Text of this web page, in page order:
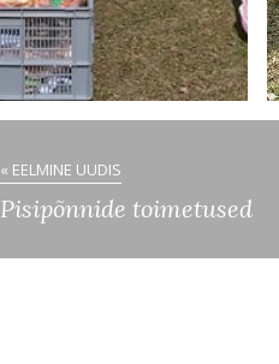
« EELMINE UUDIS
Pisipõnnide toimetused